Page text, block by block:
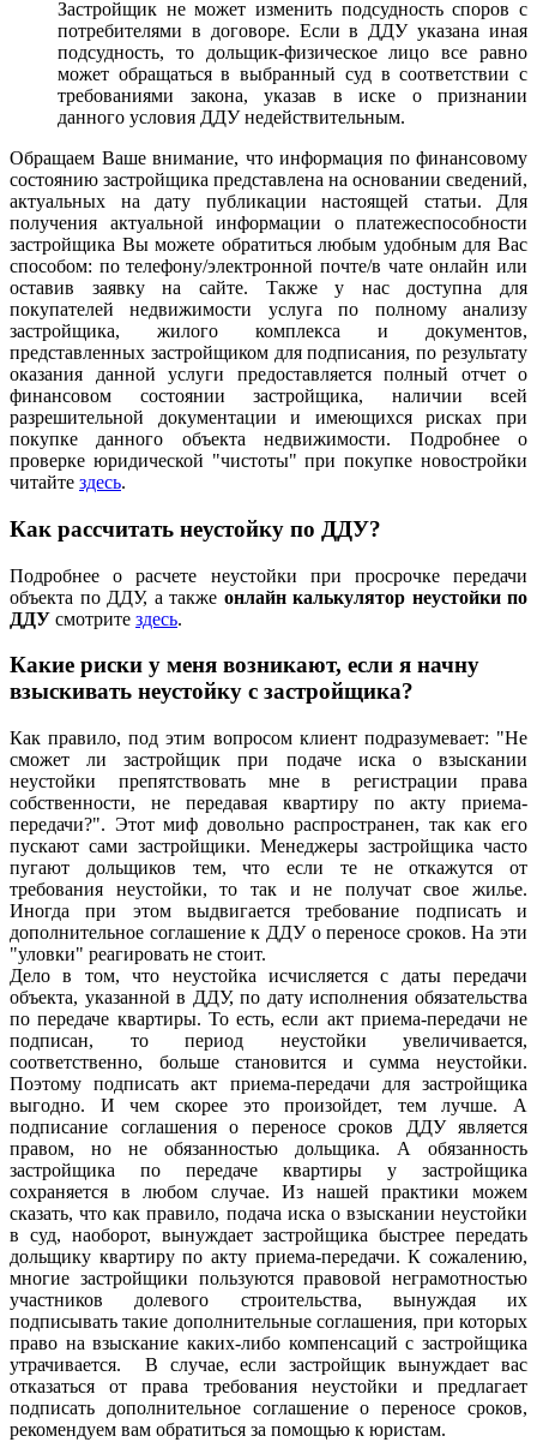
Застройщик не может изменить подсудность споров с
потребителями в договоре. Если в ДДУ указана иная
подсудность, то дольщик-физическое лицо все равно
может обращаться в выбранный суд в соответствии с
требованиями закона, указав в иске о признании
данного условия ДДУ недействительным.
Обращаем Ваше внимание, что информация по финансовому
состоянию застройщика представлена на основании сведений,
актуальных на дату публикации настоящей статьи. Для
получения актуальной информации о платежеспособности
застройщика Вы можете обратиться любым удобным для Вас
способом: по телефону/электронной почте/в чате онлайн или
оставив заявку на сайте. Также у нас доступна для
покупателей недвижимости услуга по полному анализу
застройщика, жилого комплекса и документов,
представленных застройщиком для подписания, по результату
оказания данной услуги предоставляется полный отчет о
финансовом состоянии застройщика, наличии всей
разрешительной документации и имеющихся рисках при
покупке данного объекта недвижимости. Подробнее о
проверке юридической "чистоты" при покупке новостройки
читайте здесь.
Как рассчитать неустойку по ДДУ?
Подробнее о расчете неустойки при просрочке передачи
объекта по ДДУ, а также онлайн калькулятор неустойки по
ДДУ смотрите здесь.
Какие риски у меня возникают, если я начну
взыскивать неустойку с застройщика?
Как правило, под этим вопросом клиент подразумевает: "Не
сможет ли застройщик при подаче иска о взыскании
неустойки препятствовать мне в регистрации права
собственности, не передавая квартиру по акту приема-
передачи?". Этот миф довольно распространен, так как его
пускают сами застройщики. Менеджеры застройщика часто
пугают дольщиков тем, что если те не откажутся от
требования неустойки, то так и не получат свое жилье.
Иногда при этом выдвигается требование подписать и
дополнительное соглашение к ДДУ о переносе сроков. На эти
"уловки" реагировать не стоит.
Дело в том, что неустойка исчисляется с даты передачи
объекта, указанной в ДДУ, по дату исполнения обязательства
по передаче квартиры. То есть, если акт приема-передачи не
подписан, то период неустойки увеличивается,
соответственно, больше становится и сумма неустойки.
Поэтому подписать акт приема-передачи для застройщика
выгодно. И чем скорее это произойдет, тем лучше. А
подписание соглашения о переносе сроков ДДУ является
правом, но не обязанностью дольщика. А обязанность
застройщика по передаче квартиры у застройщика
сохраняется в любом случае. Из нашей практики можем
сказать, что как правило, подача иска о взыскании неустойки
в суд, наоборот, вынуждает застройщика быстрее передать
дольщику квартиру по акту приема-передачи. К сожалению,
многие застройщики пользуются правовой неграмотностью
участников долевого строительства, вынуждая их
подписывать такие дополнительные соглашения, при которых
право на взыскание каких-либо компенсаций с застройщика
утрачивается. В случае, если застройщик вынуждает вас
отказаться от права требования неустойки и предлагает
подписать дополнительное соглашение о переносе сроков,
рекомендуем вам обратиться за помощью к юристам.